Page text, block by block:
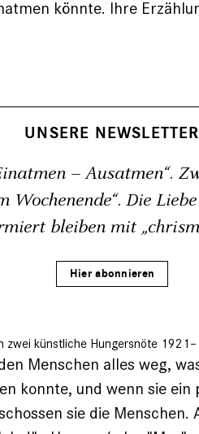
könnte. Ihre
UNSERE NEWSLETTER
– Ausatmen“.
Wochenende“. Die
bleiben mit
Hier abonnieren
künstliche Hungersnöte
Menschen alles weg,
konnte, und wenn sie
sie die